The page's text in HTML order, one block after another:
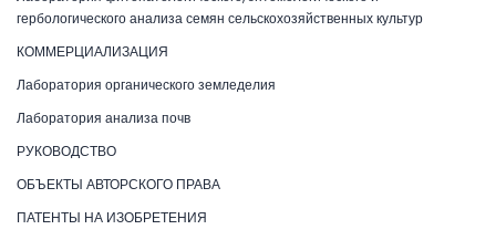
гербологического анализа семян сельскохозяйственных культур
КОММЕРЦИАЛИЗАЦИЯ
Лаборатория органического земледелия
Лаборатория анализа почв
РУКОВОДСТВО
ОБЪЕКТЫ АВТОРСКОГО ПРАВА
ПАТЕНТЫ НА ИЗОБРЕТЕНИЯ